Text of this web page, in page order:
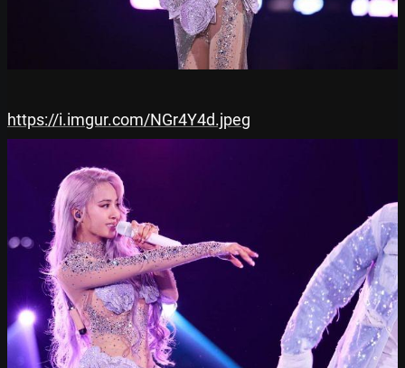
https://i.imgur.com/NGr4Y4d.jpeg